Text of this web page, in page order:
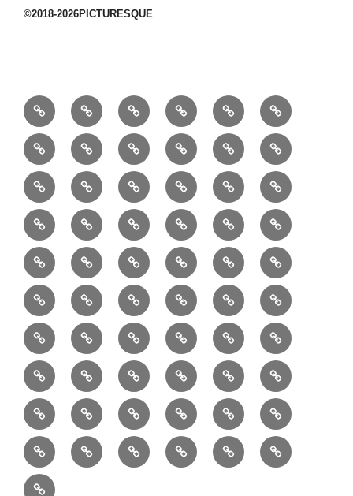
©2018-2026PICTURESQUE
1/10：
材
料
10/10：
ジ
ュ
エ
リ
ー
2/10：
製
作
3/10：
は
ぎ
れ
4/10：
Ｈ
Ｍ
Ｂ
教
室
5/10：
事
業
6/10：
読
書
7/10：
食・
健
康
8/10：
リ
フ
ォ
ー
ム
9/10：
コ
ー
デ
creema
で
販
売
中
の
ハ
ン
ド
メ
イ
ド
バ
ッ
グ
①
入
園
バ
ッ
グ
セ
ッ
ト
②
半
月
型
③
巾
着
袋
（縦
長）
④
巾
着
袋
（小）
⑤
巾
着
シ
ョ
ル
ダ
ー
⑥
小
動
物
用
小
物
⑦
リ
ュ
ッ
ク
⑧
メ
ッ
セ
ン
ジ
ャ
ー
⑨
ミ
シ
ン
カ
バ
ー
⑩
マ
チ
無
し
シ
ョ
ル
ダ
ー
（定
番
品
⑪
マ
ス
ク
⑫
ポ
ー
チ
⑬
ボ
デ
ィ
ー
バ
ッ
グ
⑭
ボ
ッ
ク
ス
型
⑮
ボ
ス
ト
ン
⑯
ヘ
ル
メ
ッ
ト
バ
ッ
グ
⑰
ピ
ン
タ
ッ
ク
バ
ッ
グ
⑱
ビ
ジ
ネ
ス
バ
ッ
グ
⑲
バ
ニ
テ
ィ
ー
⑳
ハ
ン
ド
バ
ッ
グ
お
取
引
の
流
れ
お
問
合
せ
及
び
ご
相
談
デ
ジ
タ
ル
コ
ン
テ
ン
ツ
デ
ジ
タ
ル
コ
ン
テ
ン
ツ
ブ
ロ
グ
プ
ラ
イ
バ
シ
ー
ポ
リ
ラ
ン
デ
ィ
ン
グ
ペ
ル
ー
ル
レ
ン
タ
ル
ジ
ュ
エ
レ
ン
タ
ル
ジ
ュ
エ
㉑
イ
ン
テ
リ
ア
収
㉒
エ
コ
バ
ッ
グ
（定
㉓
楽
器
入
れ
㉔
ナ
ッ
プ
サ
ッ
㉕
ド
ー
ム
型
㉖
ド
イ
リ
ー
㉗
オ
ー
ル
イ
ン
㉘
カ
ー
テ
ン
㉙
ク
ッ
シ
㉚
ク
ラ
ッ
㉛
ト
ー
ト
㉜
洋
服
ラ
事
業
者
か
事
業
者
伝
言
共
有
最
近
本
物
製
作
Ｓ